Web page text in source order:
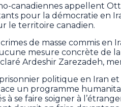
canadiennes appellent
pour la démocratie en
le territoire canadien.
de masse commis en
mesure concrète de
Ardeshir Zarezadeh,
politique en Iran et
un programme
à se faire soigner à